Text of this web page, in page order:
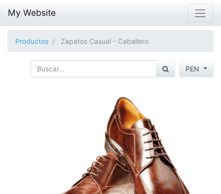
My Website
Productos Zapatos Casual - Caballero
PEN